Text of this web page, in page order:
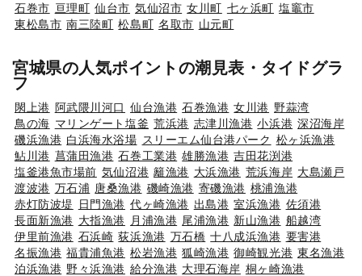
石巻市 亘理町 仙台市 気仙沼市 女川町 七ヶ浜町 塩竈市
東松島市 南三陸町 松島町 名取市 山元町
宮城県の人気ポイントの潮見表・タイドグラ
フ
閖上港 阿武隈川河口 仙台漁港 石巻漁港 女川港 野蒜湾
鳥の海 マリンゲート塩釜 荒浜港 志津川漁港 小浜港 深沼海岸
磯浜漁港 白浜海水浴場 スリーエム仙台港パーク 松ヶ浜漁港
鮎川港 菖蒲田漁港 石巻工業港 雄勝漁港 吉田花渕港
塩釜港魚市場前 気仙沼港 籬漁港 大浜漁港 荒浜海岸 大島瀬戸
渡波港 万石浦 唐桑漁港 磯崎漁港 寄磯漁港 桃浦漁港
赤灯防波堤
日門漁港 代ヶ崎漁港 出島港 室浜漁港 佐須港
長面新漁港 大指漁港 月浦漁港 尾浦漁港 新山漁港 船越湾
伊里前漁港 石浜崎 荻浜漁港 万石橋 十八成浜漁港 要害港
名振漁港 福貴浦魚港 松岩漁港 狐崎漁港 御崎観光港 東名漁港
泊浜漁港 野々浜漁港 給分漁港 大理石海岸 桐ヶ崎漁港